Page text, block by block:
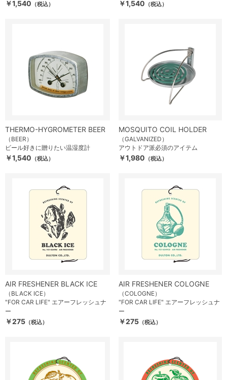
￥1,540 （税込） ￥1,540 （税込）
THERMO-HYGROMETER BEER
（BEER）
ビール好きに贈りたい温湿度計
￥1,540 （税込）
MOSQUITO COIL HOLDER
（GALVANIZED）
アウトドア派必須のアイテム
￥1,980 （税込）
AIR FRESHENER BLACK ICE
（BLACK ICE）
"FOR CAR LIFE" エアーフレッシュナ
ー
￥275 （税込）
AIR FRESHENER COLOGNE
（COLOGNE）
"FOR CAR LIFE" エアーフレッシュナ
ー
￥275 （税込）